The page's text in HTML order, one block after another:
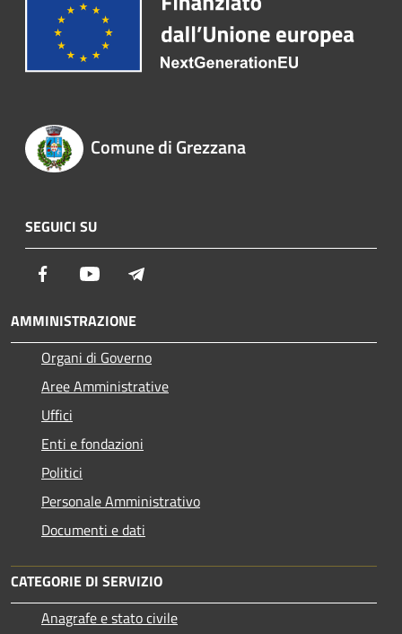
Comune di Grezzana
SEGUICI SU
Facebook Youtube
AMMINISTRAZIONE
Organi di Governo
Aree Amministrative
Uffici
Enti e fondazioni
Politici
Personale Amministrativo
Documenti e dati
CATEGORIE DI SERVIZIO
Anagrafe e stato civile